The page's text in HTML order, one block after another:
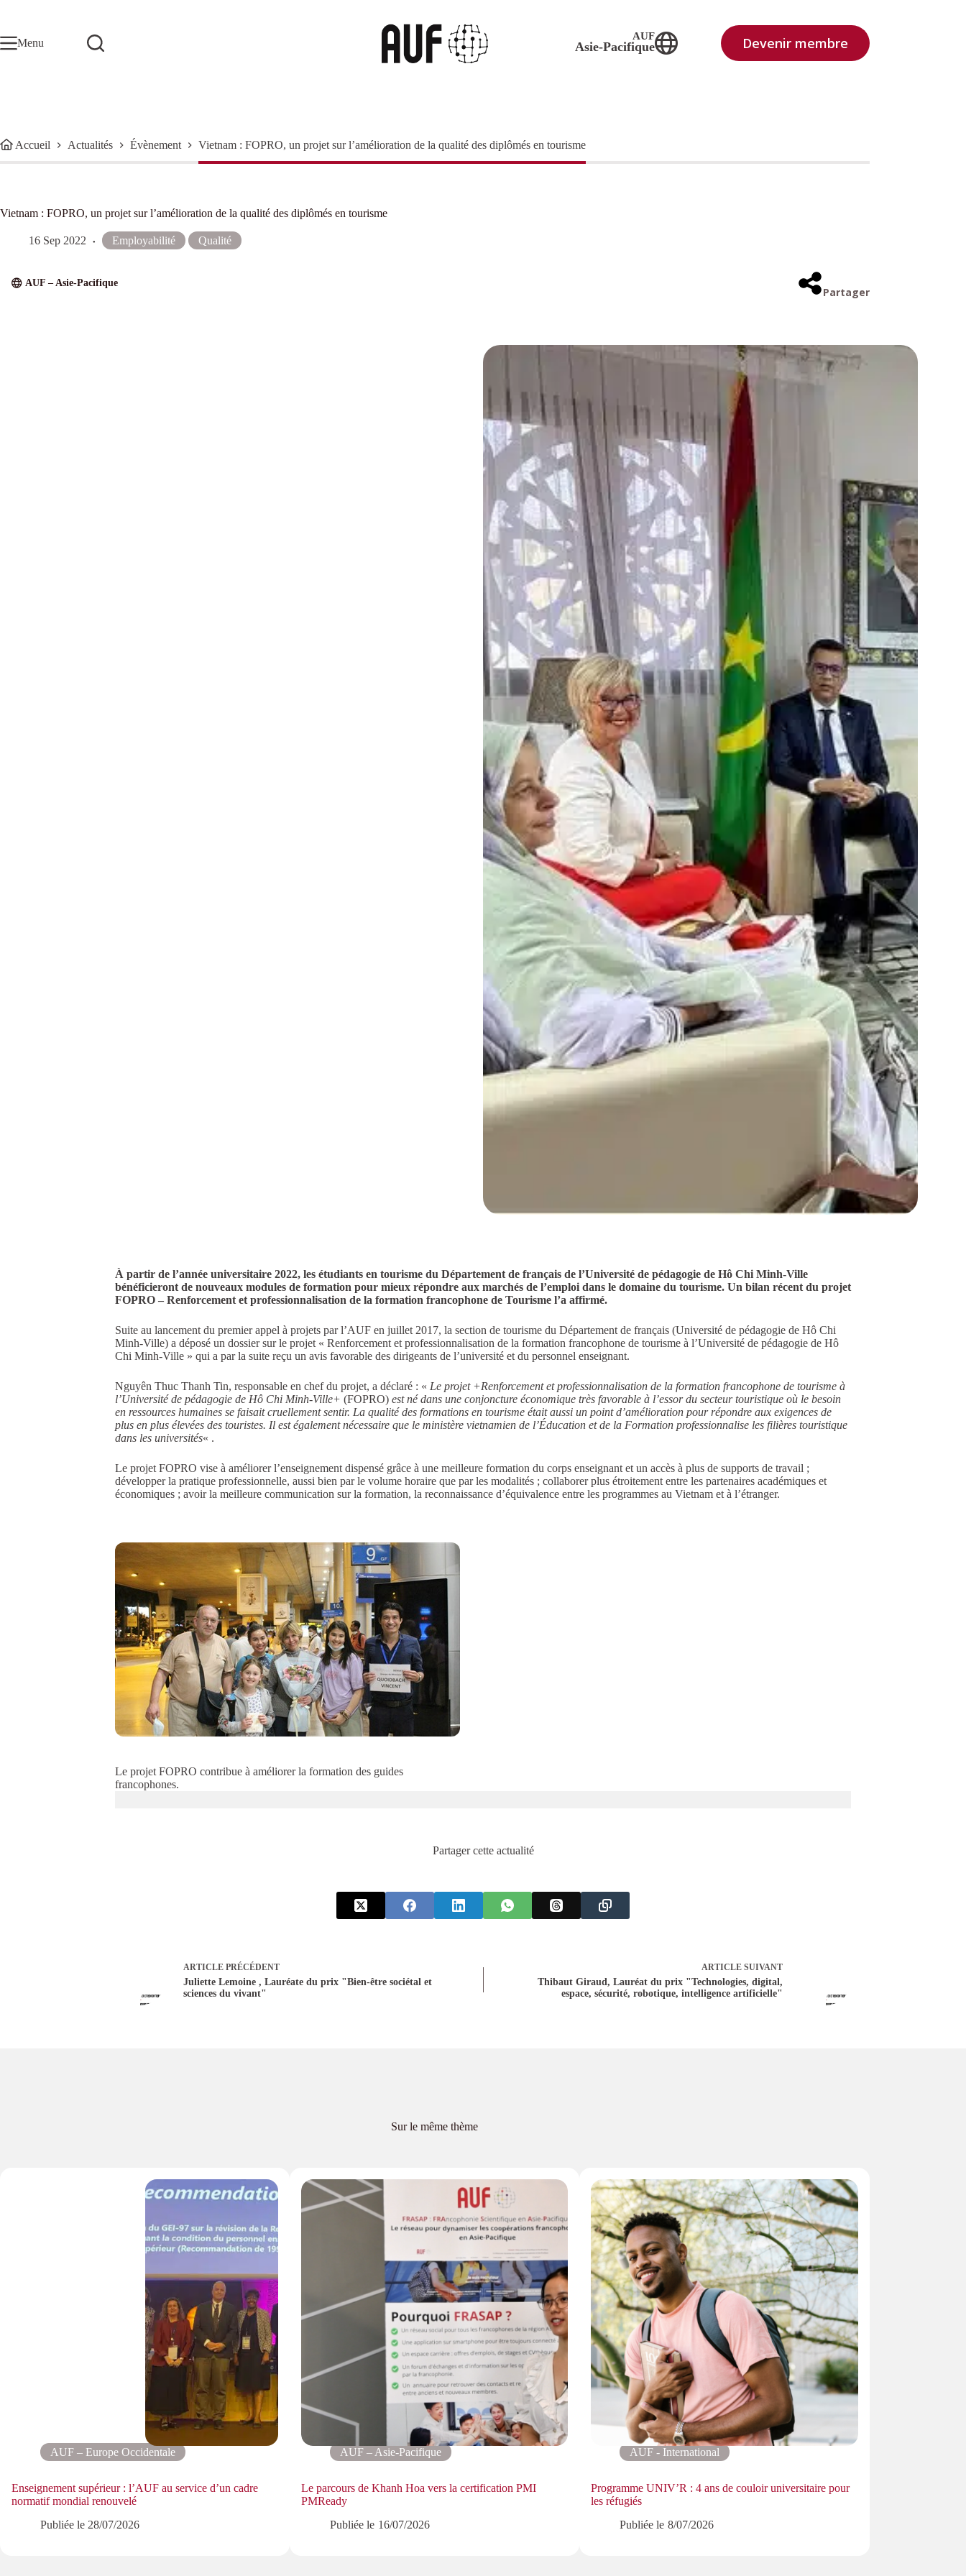
Menu
AUF
Asie-Pacifique Devenir membre
Accueil Actualités Évènement Vietnam : FOPRO, un projet sur l’amélioration de la qualité des diplômés en tourisme
Vietnam : FOPRO, un projet sur l’amélioration de la qualité des diplômés en tourisme
16 Sep 2022 Employabilité Qualité
AUF – Asie-Pacifique
Partager
À partir de l’année universitaire 2022, les étudiants en tourisme du Département de français de l’Université de pédagogie de Hô Chi Minh-Ville
bénéficieront de nouveaux modules de formation pour mieux répondre aux marchés de l’emploi dans le domaine du tourisme. Un bilan récent du projet
FOPRO – Renforcement et professionnalisation de la formation francophone de Tourisme l’a affirmé.
Suite au lancement du premier appel à projets par l’AUF en juillet 2017, la section de tourisme du Département de français (Université de pédagogie de Hô Chi
Minh-Ville) a déposé un dossier sur le projet « Renforcement et professionnalisation de la formation francophone de tourisme à l’Université de pédagogie de Hô
Chi Minh-Ville » qui a par la suite reçu un avis favorable des dirigeants de l’université et du personnel enseignant.
Nguyên Thuc Thanh Tin, responsable en chef du projet, a déclaré : « Le projet +Renforcement et professionnalisation de la formation francophone de tourisme à
l’Université de pédagogie de Hô Chi Minh-Ville+ (FOPRO) est né dans une conjoncture économique très favorable à l’essor du secteur touristique où le besoin
en ressources humaines se faisait cruellement sentir. La qualité des formations en tourisme était aussi un point d’amélioration pour répondre aux exigences de
plus en plus élevées des touristes. Il est également nécessaire que le ministère vietnamien de l’Éducation et de la Formation professionnalise les filières touristique
dans les universités« .
Le projet FOPRO vise à améliorer l’enseignement dispensé grâce à une meilleure formation du corps enseignant et un accès à plus de supports de travail ;
développer la pratique professionnelle, aussi bien par le volume horaire que par les modalités ; collaborer plus étroitement entre les partenaires académiques et
économiques ; avoir la meilleure communication sur la formation, la reconnaissance d’équivalence entre les programmes au Vietnam et à l’étranger.
Le projet FOPRO contribue à améliorer la formation des guides
francophones.
Partager cette actualité
ARTICLE PRÉCÉDENT
Juliette Lemoine , Lauréate du prix "Bien-être sociétal et
sciences du vivant"
ARTICLE SUIVANT
Thibaut Giraud, Lauréat du prix "Technologies, digital,
espace, sécurité, robotique, intelligence artificielle"
Sur le même thème
AUF – Europe Occidentale
Enseignement supérieur : l’AUF au service d’un cadre
normatif mondial renouvelé
Publiée le 28/07/2026
AUF – Asie-Pacifique
Le parcours de Khanh Hoa vers la certification PMI
PMReady
Publiée le 16/07/2026
AUF - International
Programme UNIV’R : 4 ans de couloir universitaire pour
les réfugiés
Publiée le 8/07/2026